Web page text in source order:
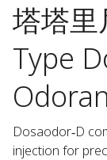
塔塔里
Type
Dosaodor‑D
injection for